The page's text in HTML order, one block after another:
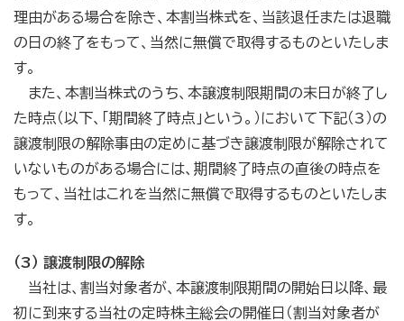
理由がある場合を除き、本割当株式を、当該退任または退職
の日の終了をもって、当然に無償で取得するものといたしま
す。
また、本割当株式のうち、本譲渡制限期間の末日が終了し
た時点（以下、「期間終了時点」という。）において下記（3）の
譲渡制限の解除事由の定めに基づき譲渡制限が解除されて
いないものがある場合には、期間終了時点の直後の時点を
もって、当社はこれを当然に無償で取得するものといたしま
す。
（3） 譲渡制限の解除
当社は、割当対象者が、本譲渡制限期間の開始日以降、最
初に到来する当社の定時株主総会の開催日（割当対象者が